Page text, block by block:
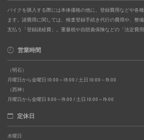
バイクを購入する際には本体価格の他に、登録費用などや各
ます。諸費用に関しては、検査登録手続き代行の費用や、整
支払う「登録諸経費」。重量税や自賠責保険などの「法定費用
営業時間
（明石）
月曜日から金曜日 10:00～18:00 / 土日 10:00～19:00
（西神）
月曜日から金曜日 11:00～19:00 / 土日 10:00～19:00
定休日
水曜日